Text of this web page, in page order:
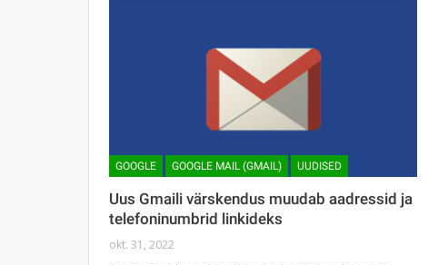
GOOGLE GOOGLE MAIL (GMAIL) UUDISED
Uus Gmaili värskendus muudab aadressid ja
telefoninumbrid linkideks
okt. 31, 2022